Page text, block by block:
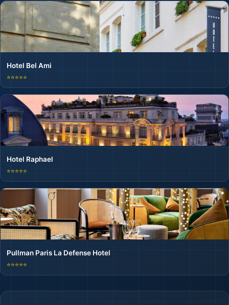
Hotel Bel Ami
⭐⭐⭐⭐⭐
Hotel Raphael
⭐⭐⭐⭐⭐
Pullman Paris La Defense Hotel
⭐⭐⭐⭐⭐